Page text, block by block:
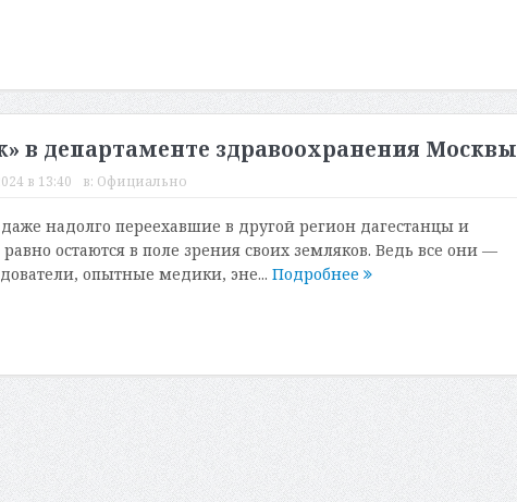
в департаменте здравоохранения Москвы
в 13:40 в: Официально
надолго переехавшие в другой регион дагестанцы и
равно остаются в поле зрения своих земляков. Ведь все они —
опытные медики, эне... Подробнее